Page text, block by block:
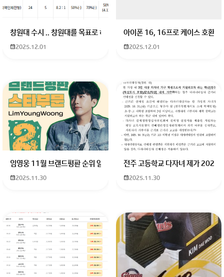
파이널 시즌 파트 3가 극장판과 같은 내용이기 때문에 파트
창원대 수시 .. 창원대를 목표로 하고 있는 09년생입니다 지금 제 내신이 5
2025.12.01
아이폰 16, 16프로 케이스 호환
2025.12.01
임영웅 11월 브랜드평판 순위 알고싶어요 임영웅 11월 브랜드평판에서
2025.11.30
전주 고등학교 다자녀 제가 2027
2025.11.30